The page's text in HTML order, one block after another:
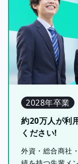
2028年卒業
約20万人が利
ください!
外資・総合商社